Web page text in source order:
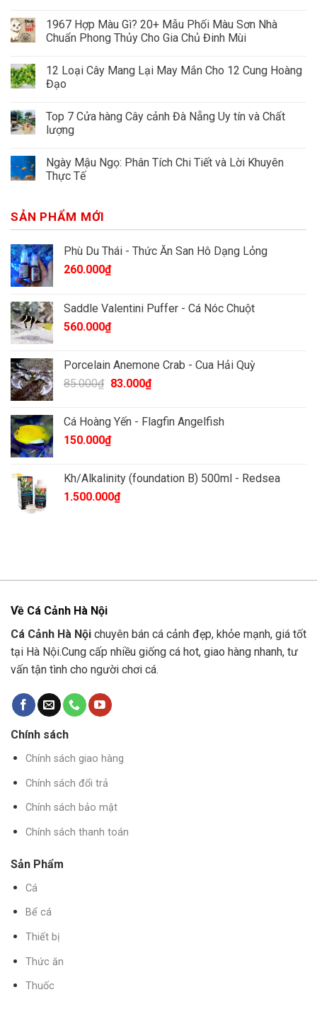
1967 Hợp Màu Gì? 20+ Mẫu Phối Màu Sơn Nhà
Chuẩn Phong Thủy Cho Gia Chủ Đinh Mùi
12 Loại Cây Mang Lại May Mắn Cho 12 Cung Hoàng
Đạo
Top 7 Cửa hàng Cây cảnh Đà Nẵng Uy tín và Chất
lượng
Ngày Mậu Ngọ: Phân Tích Chi Tiết và Lời Khuyên
Thực Tế
SẢN PHẨM MỚI
Phù Du Thái - Thức Ăn San Hô Dạng Lỏng
260.000₫
Saddle Valentini Puffer - Cá Nóc Chuột
560.000₫
Porcelain Anemone Crab - Cua Hải Quỳ
85.000₫ Giá
85.000₫.
83.000₫Giá
là:
Cá Hoàng Yến - Flagfin Angelfish
150.000₫
Kh/Alkalinity (foundation B) 500ml - Redsea
1.500.000₫
Về Cá Cảnh Hà Nội
Cá Cảnh Hà Nội chuyên bán cá cảnh đẹp, khỏe mạnh, giá tốt
tại Hà Nội.Cung cấp nhiều giống cá hot, giao hàng nhanh, tư
vấn tận tình cho người chơi cá.
Chính sách
Chính sách giao hàng
Chính sách đổi trả
Chính sách bảo mật
Chính sách thanh toán
Sản Phẩm
Cá
Bể cá
Thiết bị
Thức ăn
Thuốc